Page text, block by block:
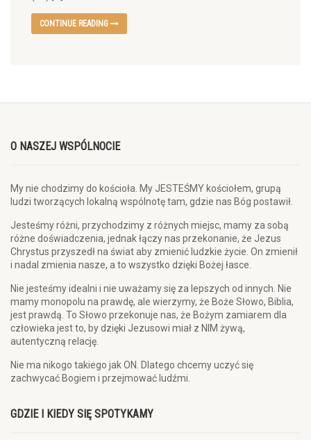
CONTINUE READING
O NASZEJ WSPÓLNOCIE
My nie chodzimy do kościoła. My JESTEŚMY kościołem, grupą
ludzi tworzących lokalną wspólnotę tam, gdzie nas Bóg postawił.
Jesteśmy różni, przychodzimy z różnych miejsc, mamy za sobą
różne doświadczenia, jednak łączy nas przekonanie, że Jezus
Chrystus przyszedł na świat aby zmienić ludzkie życie. On zmienił
i nadal zmienia nasze, a to wszystko dzięki Bożej łasce.
Nie jesteśmy idealni i nie uważamy się za lepszych od innych. Nie
mamy monopolu na prawdę, ale wierzymy, że Boże Słowo, Biblia,
jest prawdą. To Słowo przekonuje nas, że Bożym zamiarem dla
człowieka jest to, by dzięki Jezusowi miał z NIM żywą,
autentyczną relację.
Nie ma nikogo takiego jak ON. Dlatego chcemy uczyć się
zachwycać Bogiem i przejmować ludźmi.
GDZIE I KIEDY SIĘ SPOTYKAMY